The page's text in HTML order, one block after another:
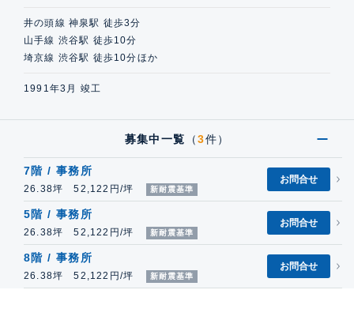
井の頭線 神泉駅 徒歩3分
山手線 渋谷駅 徒歩10分
埼京線 渋谷駅 徒歩10分ほか
1991年3月 竣工
募集中一覧 （3件）
7階 / 事務所
26.38坪 52,122円/坪 新耐震基準
お問合せ
5階 / 事務所
26.38坪 52,122円/坪 新耐震基準
お問合せ
8階 / 事務所
26.38坪 52,122円/坪 新耐震基準
お問合せ